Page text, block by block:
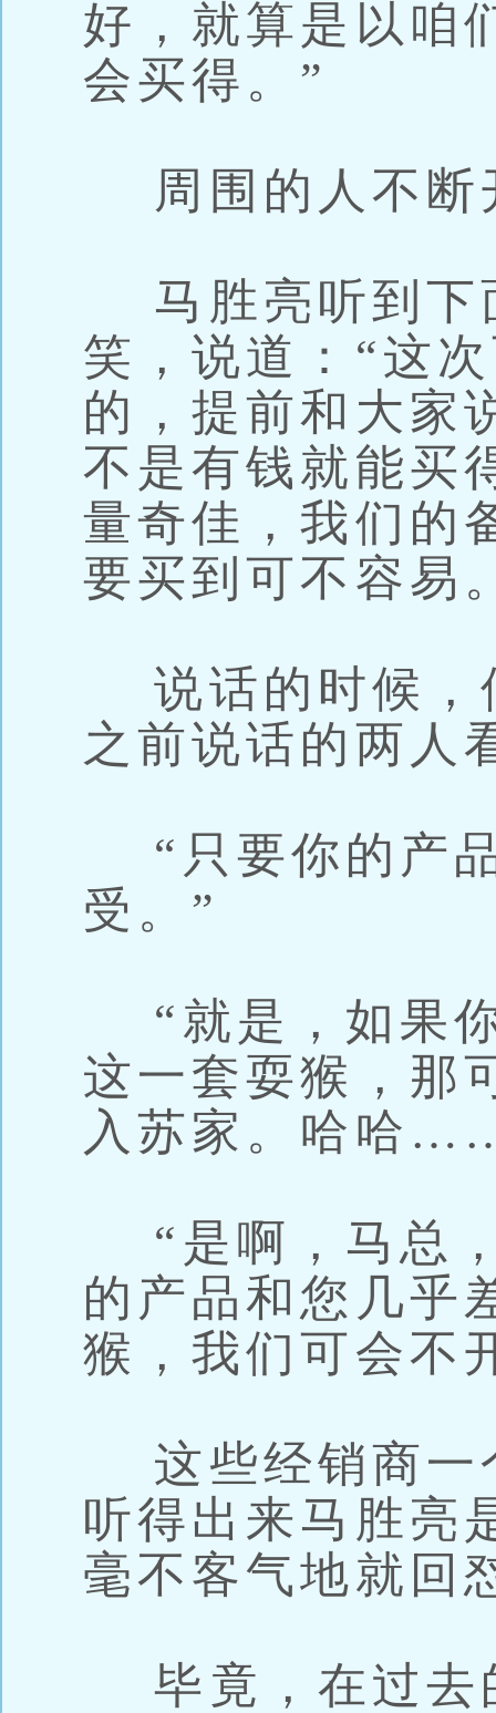
好，就算是以咱
会买得。”
周围的人不断
马胜亮听到下
笑，说道：“这
的，提前和大家
不是有钱就能买
量奇佳，我们的
要买到可不容易
说话的时候，
之前说话的两人
“只要你的产
受。”
“就是，如果
这一套耍猴，那
入苏家。哈哈
“是啊，马总
的产品和您几乎
猴，我们可会不
这些经销商一
听得出来马胜亮
毫不客气地就回
毕竟，在过去